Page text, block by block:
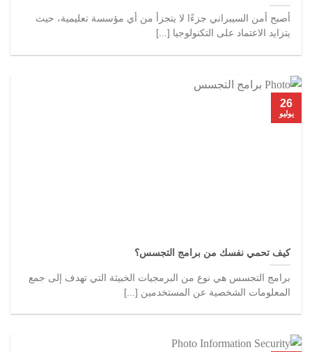
أصبح أمن السيبراني جزءًا لا يتجزأ من أي مؤسسة تعليمية، حيث
يتزايد الاعتماد على التكنولوجيا [...]
كيف تحمي نفسك من برامج التجسس؟
برامج التجسس هي نوع من البرمجيات الخبيثة التي تهدف إلى جمع
المعلومات الشخصية عن المستخدمين [...]
26
يوليو